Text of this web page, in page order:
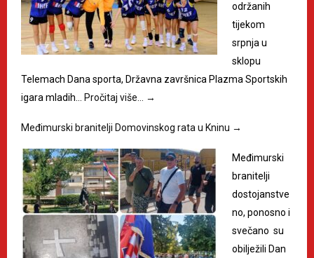
održanih
tijekom
srpnja u
sklopu
Telemach Dana sporta, Državna završnica Plazma Sportskih
igara mladih…
Pročitaj više… →
Međimurski branitelji Domovinskog rata u Kninu →
Međimurski
branitelji
dostojanstve
no, ponosno i
svečano su
obilježili Dan